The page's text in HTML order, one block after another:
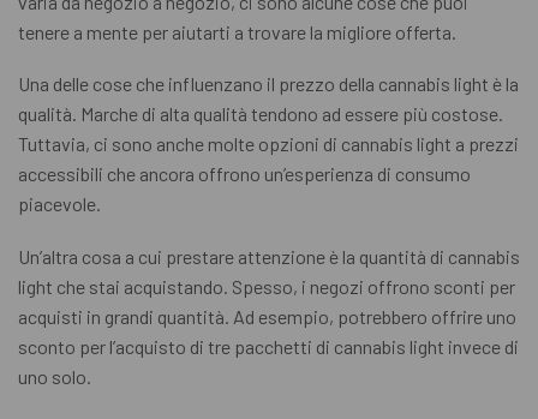
tenere a mente per aiutarti a trovare la migliore offerta.
Una delle cose che influenzano il prezzo della cannabis light è la
qualità. Marche di alta qualità tendono ad essere più costose.
Tuttavia, ci sono anche molte opzioni di cannabis light a prezzi
accessibili che ancora offrono un’esperienza di consumo
piacevole.
Un’altra cosa a cui prestare attenzione è la quantità di cannabis
light che stai acquistando. Spesso, i negozi offrono sconti per
acquisti in grandi quantità. Ad esempio, potrebbero offrire uno
sconto per l’acquisto di tre pacchetti di cannabis light invece di
uno solo.